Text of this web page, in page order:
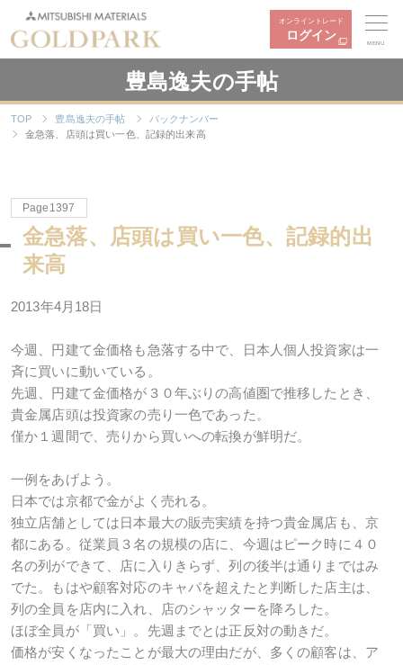
オンライントレード
ログイン
MENU
豊島逸夫の手帖
TOP 豊島逸夫の手帖
バックナンバー
金急落、店頭は買い一色、記録的出来高
Page1397
金急落、店頭は買い一色、記録的出
来高
2013年4月18日
今週、円建て金価格も急落する中で、日本人個人投資家は一
斉に買いに動いている。
先週、円建て金価格が３０年ぶりの高値圏で推移したとき、
貴金属店頭は投資家の売り一色であった。
僅か１週間で、売りから買いへの転換が鮮明だ。
一例をあげよう。
日本では京都で金がよく売れる。
独立店舗としては日本最大の販売実績を持つ貴金属店も、京
都にある。従業員３名の規模の店に、今週はピーク時に４０
名の列ができて、店に入りきらず、列の後半は通りまではみ
でた。もはや顧客対応のキャパを超えたと判断した店主は、
列の全員を店内に入れ、店のシャッターを降ろした。
ほぼ全員が「買い」。先週までとは正反対の動きだ。
価格が安くなったことが最大の理由だが、多くの顧客は、ア